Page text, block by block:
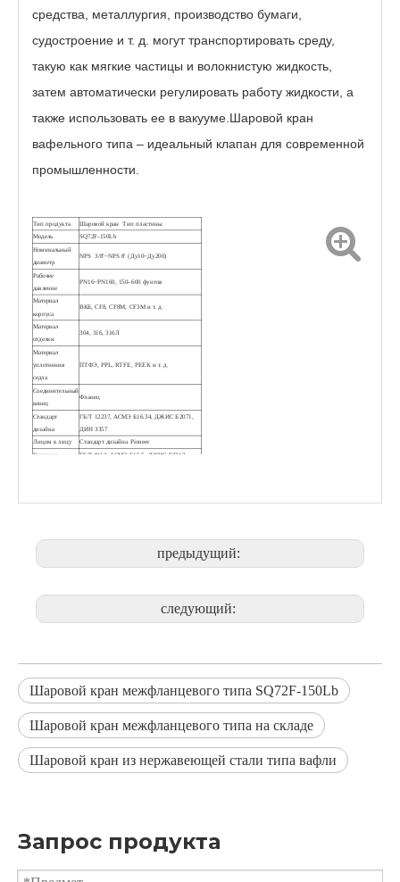
Интеллектуальный высокоскоростной шаровой клапан вафельного типа
Пневматический шаровой клапан короткого замыкания
средства, металлургия, производство бумаги,
судостроение и т. д. могут транспортировать среду,
такую ​​​​как мягкие частицы и волокнистую жидкость,
затем автоматически регулировать работу жидкости, а
также использовать ее в вакууме.Шаровой кран
вафельного типа – идеальный клапан для современной
промышленности.
Тип продукта Шаровой кранТип пластины
Модель
SQ72F-150Lb
Номинальный
диаметр
NPS 3/8'~NPS 8' (Ду10~Ду200)
Рабочее
давление
PN16~PN160, 150–600 фунтов
Материал
корпуса
ВКБ, CF8, CF8M, CF3M и т. д.
Материал
отделки
304, 316, 316Л
Материал
уплотнения
седла
ПТФЭ, PPL, RTFE, PEEK и т. д.
Соединительный
конец
Фланец
Стандарт
дизайна
ГБ/Т 12237, АСМЭ Б16.34, ДЖИС Б2071,
ДИН 3357
Лицом к лицу
Стандарт дизайна Pioneer
Концевое
ГБ/Т 9113, АСМЭ Б16.5, ДЖИС Б2212,
2) Отверстие фланца может быть резьбовым
или сквозным.
изогнутый порт, прямоугольный порт
4) Дополнительное антистатическое
предыдущий:
следующий:
Шаровой кран межфланцевого типа SQ72F-150Lb
Шаровой кран межфланцевого типа на складе
Шаровой кран из нержавеющей стали типа вафли
Запрос продукта